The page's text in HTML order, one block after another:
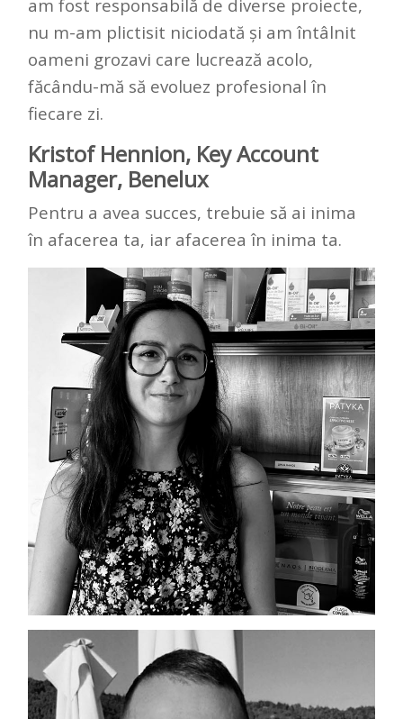
am fost responsabilă de diverse proiecte,
nu m-am plictisit niciodată și am întâlnit
oameni grozavi care lucrează acolo,
făcându-mă să evoluez profesional în
fiecare zi.
Kristof Hennion, Key Account
Manager, Benelux
Pentru a avea succes, trebuie să ai inima
în afacerea ta, iar afacerea în inima ta.